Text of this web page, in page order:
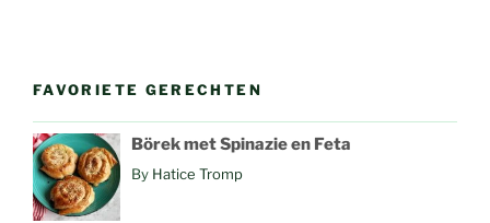
FAVORIETE GERECHTEN
Börek met Spinazie en Feta
By Hatice Tromp